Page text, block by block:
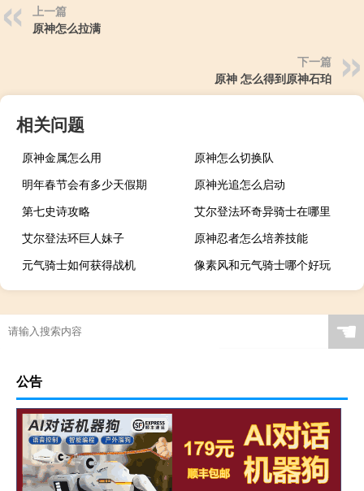
上一篇
原神怎么拉满
下一篇
原神 怎么得到原神石珀
相关问题
原神金属怎么用
原神怎么切换队
明年春节会有多少天假期
原神光追怎么启动
第七史诗攻略
艾尔登法环奇异骑士在哪里
艾尔登法环巨人妹子
原神忍者怎么培养技能
元气骑士如何获得战机
像素风和元气骑士哪个好玩
☚
公告